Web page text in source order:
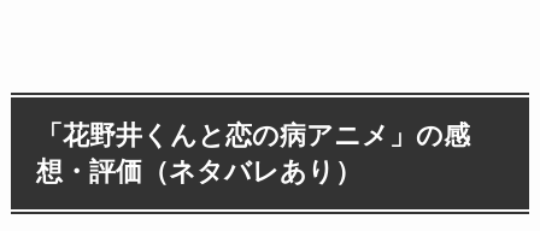
「花野井くんと恋の病アニメ」の感
想・評価（ネタバレあり）